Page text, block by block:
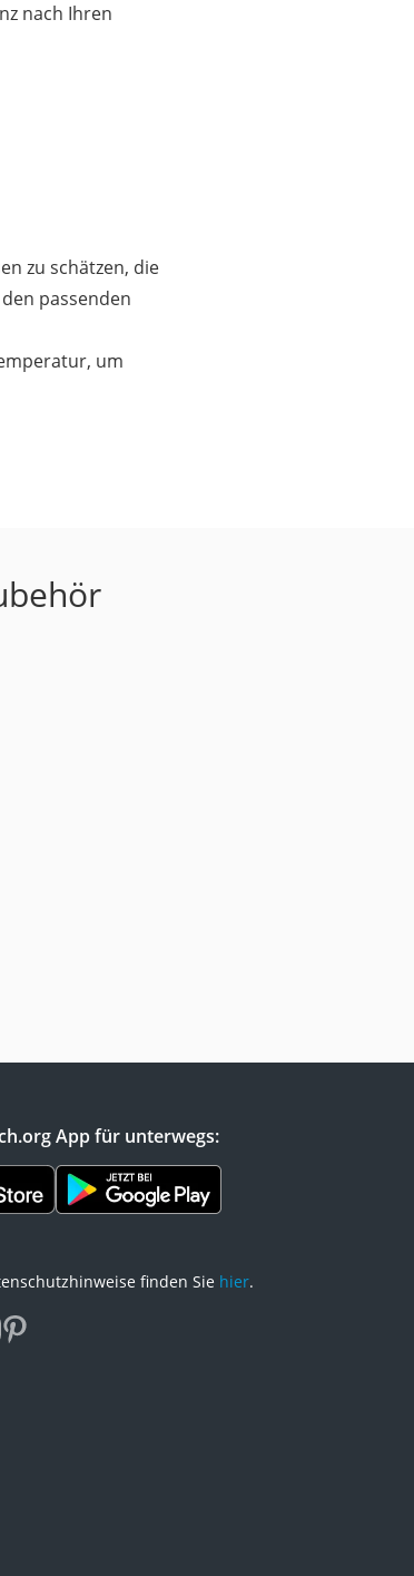
nach Ihren
zu schätzen, die
passenden
um
App für unterwegs:
finden Sie hier.
pinterest